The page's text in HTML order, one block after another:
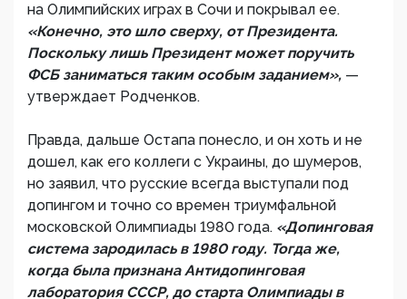
на Олимпийских играх в Сочи и покрывал ее.
«Конечно, это шло сверху, от Президента.
Поскольку лишь Президент может поручить
ФСБ заниматься таким особым заданием», —
утверждает Родченков.
Правда, дальше Остапа понесло, и он хоть и не
дошел, как его коллеги с Украины, до шумеров,
но заявил, что русские всегда выступали под
допингом и точно со времен триумфальной
московской Олимпиады 1980 года. «Допинговая
система зародилась в 1980 году. Тогда же,
когда была признана Антидопинговая
лаборатория СССР, до старта Олимпиады в